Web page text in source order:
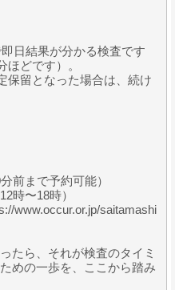
結果が分かる検査です
ほどです）。
留となった場合は、続け
前まで予約可能）
時〜18時）
saitamashi
たら、それが検査のタイミ
めの一歩を、ここから踏み